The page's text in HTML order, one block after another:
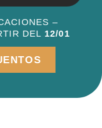
–
DEL 12/01